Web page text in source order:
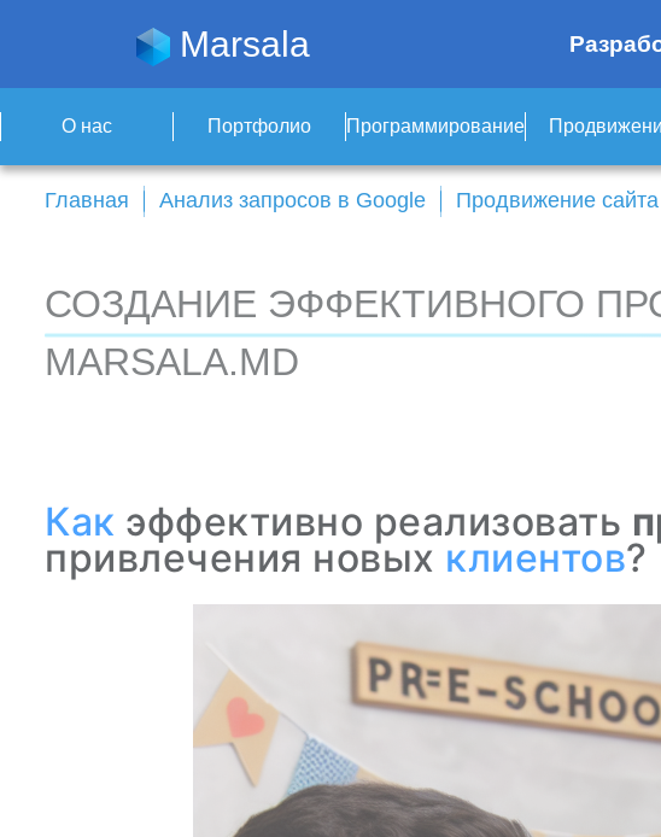
Marsala
О нас Портфолио Программирование
Главная Анализ запросов в Google Продвижение сайта
СОЗДАНИЕ ЭФФЕКТИВНОГО
MARSALA.MD
Как эффективно реализовать
привлечения новых клиентов?